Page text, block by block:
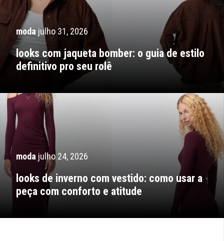
moda julho 31, 2026
looks com jaqueta bomber: o guia de estilo
definitivo pro seu rolê
moda julho 24, 2026
looks de inverno com vestido: como usar a
peça com conforto e atitude